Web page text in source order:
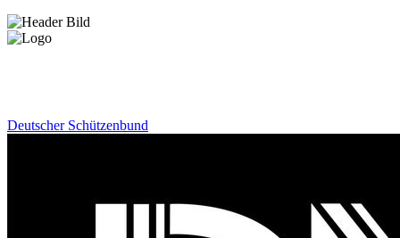
Deutscher Schützenbund